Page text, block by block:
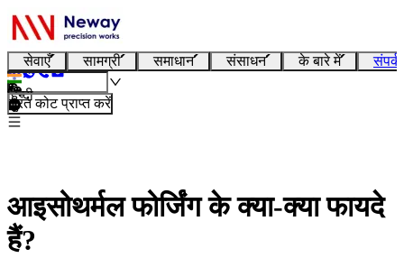
सेवाएँ सामग्री समाधान संसाधन के बारे में
हिन्दी
तुरंत कोट प्राप्त करें
आइसोथर्मल फोर्जिंग के क्या-क्या फायदे
हैं?